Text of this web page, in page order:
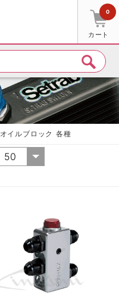
カート
0
オイルブロック 各種